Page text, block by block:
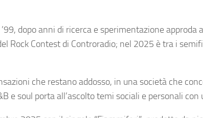
dopo anni di ricerca e sperimentazione
Rock Contest di Controradio; nel 2025 è tra i
che restano addosso, in una società che
e soul porta all’ascolto temi sociali e personali